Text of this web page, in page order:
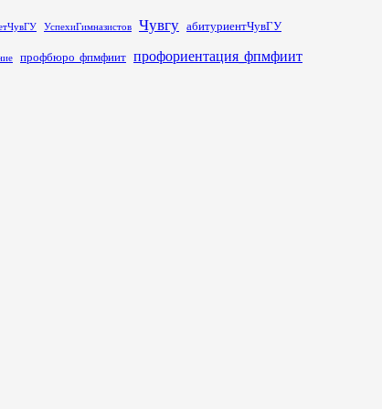
УспехиГимназистов Чувгу абитуриентЧувГУ
профбюро_фпмфиит профориентация_фпмфиит